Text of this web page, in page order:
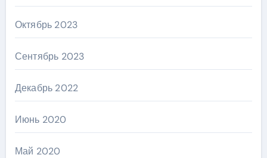
Октябрь 2023
Сентябрь 2023
Декабрь 2022
Июнь 2020
Май 2020